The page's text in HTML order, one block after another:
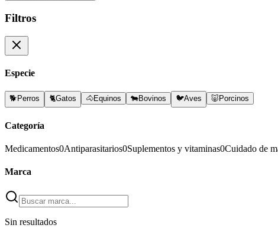
Filtros
Especie
🐕 Perros 🐈Gatos 🐴Equinos 🐄Bovinos 🐦Aves 🐷 Porcinos
Categoría
Medicamentos0Antiparasitarios0Suplementos y vitaminas0Cuidado de
Marca
Sin resultados